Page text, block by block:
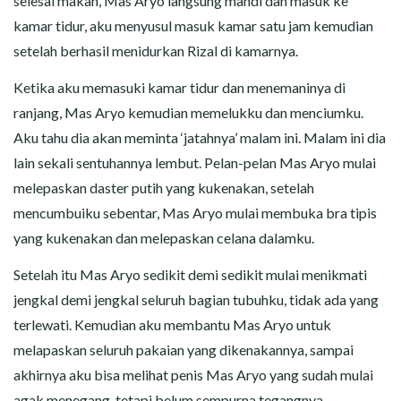
kamar tidur, aku menyusul masuk kamar satu jam kemudian
setelah berhasil menidurkan Rizal di kamarnya.
Ketika aku memasuki kamar tidur dan menemaninya di
ranjang, Mas Aryo kemudian memelukku dan menciumku.
Aku tahu dia akan meminta ‘jatahnya’ malam ini. Malam ini dia
lain sekali sentuhannya lembut. Pelan-pelan Mas Aryo mulai
melepaskan daster putih yang kukenakan, setelah
mencumbuiku sebentar, Mas Aryo mulai membuka bra tipis
yang kukenakan dan melepaskan celana dalamku.
Setelah itu Mas Aryo sedikit demi sedikit mulai menikmati
jengkal demi jengkal seluruh bagian tubuhku, tidak ada yang
terlewati. Kemudian aku membantu Mas Aryo untuk
melapaskan seluruh pakaian yang dikenakannya, sampai
akhirnya aku bisa melihat penis Mas Aryo yang sudah mulai